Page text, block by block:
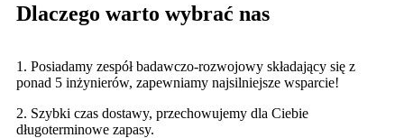
Dlaczego warto wybrać nas
1. Posiadamy zespół badawczo-rozwojowy składający się z
ponad 5 inżynierów, zapewniamy najsilniejsze wsparcie!
2. Szybki czas dostawy, przechowujemy dla Ciebie
długoterminowe zapasy.